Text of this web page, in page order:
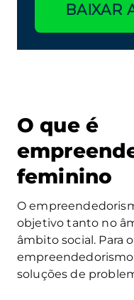
BAIXAR
O que é
feminino
O
objetivo tanto no
âmbito social. Para
soluções de